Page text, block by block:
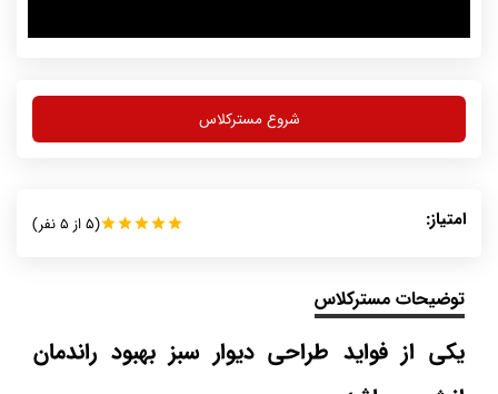
شروع مسترکلاس
امتیاز: star
star
star
star
star(5 از 5 نفر)
توضیحات مسترکلاس
یکی از فواید طراحی دیوار سبز بهبود راندمان